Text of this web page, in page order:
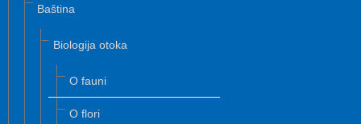
Baština
Biologija otoka
O fauni
O flori